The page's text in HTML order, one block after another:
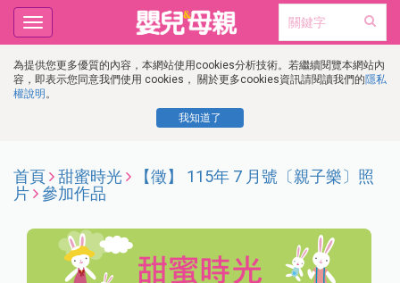
為提供您更多優質的內容，本網站使用cookies分析技術。若繼續閱覽本網站內
容，即表示您同意我們使用 cookies， 關於更多cookies資訊請閱讀我們的隱私
權說明 。
我知道了
Toggle
navigation
首頁 甜蜜時光
【徵】 115年 7 月號〔親子樂〕照
片
參加作品